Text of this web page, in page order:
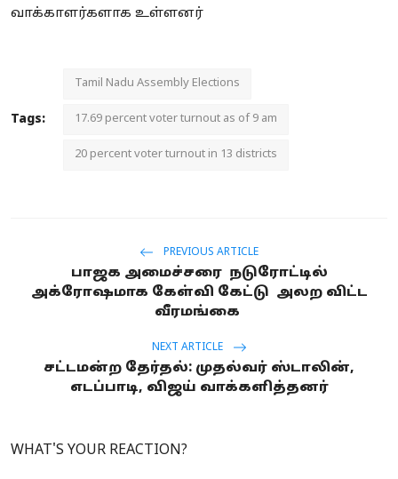
வாக்காளர்களாக உள்ளனர்
Tags:
Tamil Nadu Assembly Elections
17.69 percent voter turnout as of 9 am
20 percent voter turnout in 13 districts
PREVIOUS ARTICLE
பாஜக அமைச்சரை நடுரோட்டில்
அக்ரோஷமாக கேள்வி கேட்டு அலற விட்ட
வீரமங்கை
NEXT ARTICLE
சட்டமன்ற தேர்தல்: முதல்வர் ஸ்டாலின்,
எடப்பாடி, விஜய் வாக்களித்தனர்
WHAT'S YOUR REACTION?